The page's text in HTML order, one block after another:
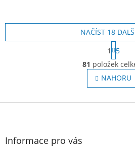
O
v
l
á
NAČÍST 18
S
t
r
á
n
k
v
1
5
81 položek
NAHORU
Z
Informace pro vás